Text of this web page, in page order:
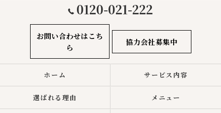
0120-021-222
お問い合わせはこち
ら
協力会社募集中
ホーム サービス内容
選ばれる理由 メニュー